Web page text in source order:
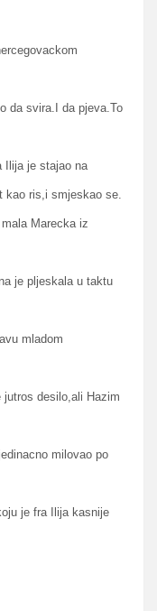
da svira.I da pjeva.To
Ilija je stajao na
ris,i smjeskao se.
Marecka iz
je pljeskala u taktu
mladom
desilo,ali Hazim
milovao po
je fra Ilija kasnije